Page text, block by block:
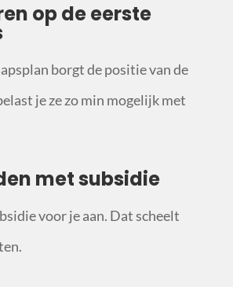
op de eerste
borgt de positie van de
je ze zo min mogelijk met
met subsidie
voor je aan. Dat scheelt